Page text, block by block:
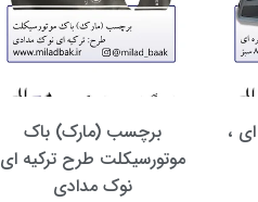
،
برچسب (مارک) باک
موتورسیکلت طرح ترکیه ای
نوک مدادی